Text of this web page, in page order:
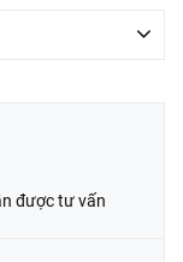
được tư vấn